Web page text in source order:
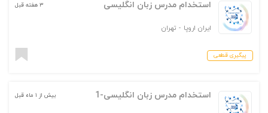
استخدام مدرس زبان انگلیسی
ایران اروپا - تهران
۳ هفته قبل
پیگیری قطعی
استخدام مدرس زبان انگلیسی-1 بیش از ۱ ماه قبل